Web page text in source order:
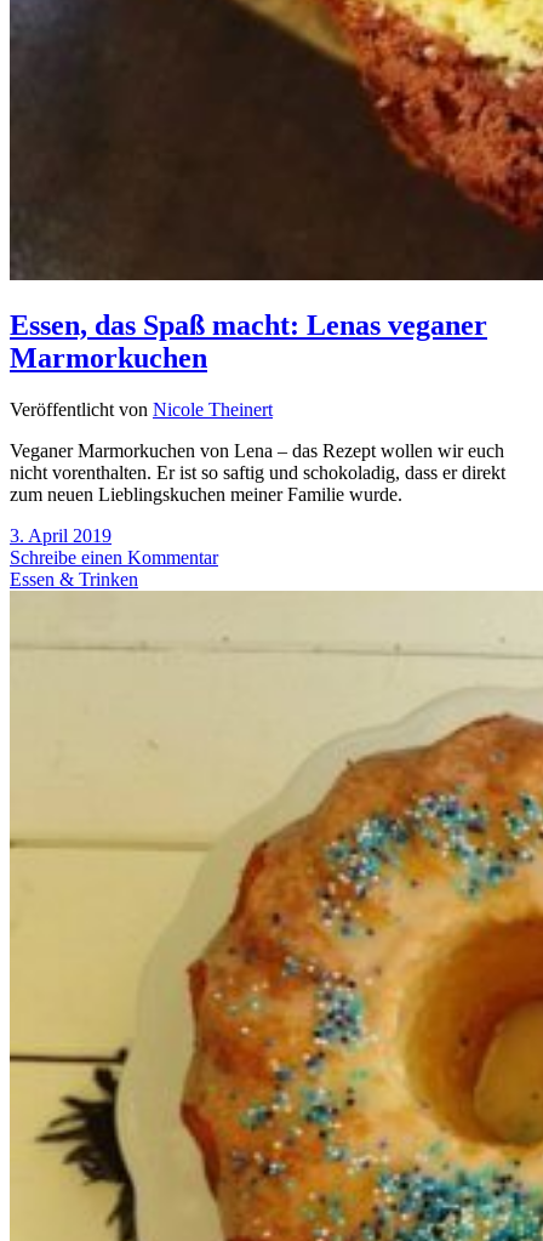
Essen, das Spaß macht: Lenas veganer
Marmorkuchen
Veröffentlicht von Nicole Theinert
Veganer Marmorkuchen von Lena – das Rezept wollen wir euch
nicht vorenthalten. Er ist so saftig und schokoladig, dass er direkt
zum neuen Lieblingskuchen meiner Familie wurde.
3. April 2019
Schreibe einen Kommentar
Essen & Trinken